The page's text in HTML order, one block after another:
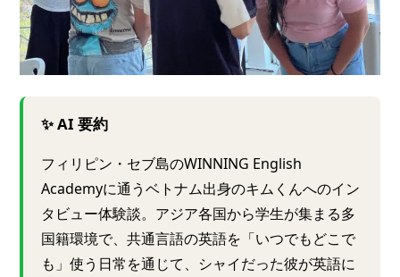
✨ AI 要約
フィリピン・セブ島のWINNING English
Academyに通うベトナム出身のキムくんへのイン
タビュー体験談。アジア各国から学生が集まる多
国籍環境で、共通言語の英語を「いつでもどこで
も」使う日常を通じて、シャイだった彼が英語に